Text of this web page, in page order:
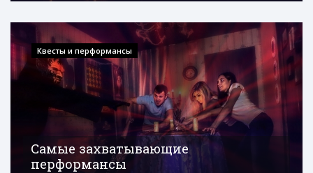
Квесты и перформансы
Самые захватывающие
перформансы